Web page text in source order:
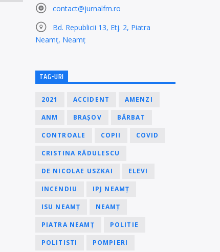
contact@jurnalfm.ro
Bd. Republicii 13, Etj. 2, Piatra
Neamț, Neamț
TAG-URI
2021 ACCIDENT AMENZI
ANM BRAȘOV BĂRBAT
CONTROALE COPII COVID
CRISTINA RĂDULESCU
DE NICOLAE USZKAI ELEVI
INCENDIU IPJ NEAMȚ
ISU NEAMȚ NEAMȚ
PIATRA NEAMȚ POLITIE
POLITISTI POMPIERI